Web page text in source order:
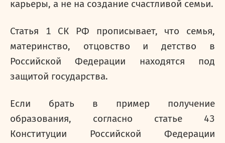
карьеры, а не на создание счастливой семьи.
Статья 1 СК РФ прописывает, что семья,
материнство, отцовство и детство в
Российской Федерации находятся под
защитой государства.
Если брать в пример получение
образования, согласно статье 43
Конституции Российской Федерации